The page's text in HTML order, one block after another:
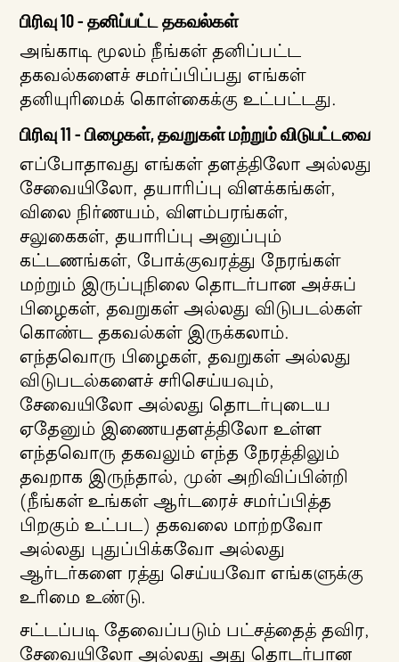
பிரிவு 10 - தனிப்பட்ட தகவல்கள்
அங்காடி மூலம் நீங்கள் தனிப்பட்ட
தகவல்களைச் சமர்ப்பிப்பது எங்கள்
தனியுரிமைக் கொள்கைக்கு உட்பட்டது.
பிரிவு 11 - பிழைகள், தவறுகள் மற்றும் விடுபட்டவை
எப்போதாவது எங்கள் தளத்திலோ அல்லது
சேவையிலோ, தயாரிப்பு விளக்கங்கள்,
விலை நிர்ணயம், விளம்பரங்கள்,
சலுகைகள், தயாரிப்பு அனுப்பும்
கட்டணங்கள், போக்குவரத்து நேரங்கள்
மற்றும் இருப்புநிலை தொடர்பான அச்சுப்
பிழைகள், தவறுகள் அல்லது விடுபடல்கள்
கொண்ட தகவல்கள் இருக்கலாம்.
எந்தவொரு பிழைகள், தவறுகள் அல்லது
விடுபடல்களைச் சரிசெய்யவும்,
சேவையிலோ அல்லது தொடர்புடைய
ஏதேனும் இணையதளத்திலோ உள்ள
எந்தவொரு தகவலும் எந்த நேரத்திலும்
தவறாக இருந்தால், முன் அறிவிப்பின்றி
(நீங்கள் உங்கள் ஆர்டரைச் சமர்ப்பித்த
பிறகும் உட்பட) தகவலை மாற்றவோ
அல்லது புதுப்பிக்கவோ அல்லது
ஆர்டர்களை ரத்து செய்யவோ எங்களுக்கு
உரிமை உண்டு.
சட்டப்படி தேவைப்படும் பட்சத்தைத் தவிர,
சேவையிலோ அல்லது அது தொடர்பான